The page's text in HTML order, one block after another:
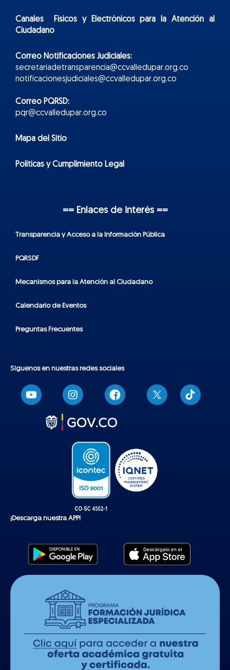
Canales Físicos yElectrónicospara la Atención al
Ciudadano
Correo Notificaciones Judiciales:
secretariadetransparencia@ccvalledupar.org.co
notificacionesjudiciales@ccvalledupar.org.co
Correo PQRSD:
pqr@ccvalledupar.org.co
Mapa del Sitio
Políticas y Cumplimiento Legal
== Enlaces de interés ==
Transparencia y Acceso a la Información Pública
PQRSDF
Mecanismos para la Atención al Ciudadano
Calendario de Eventos
Preguntas Frecuentes
Síguenos en nuestras redes sociales
T
i
k
¡Descarga nuestra APP!